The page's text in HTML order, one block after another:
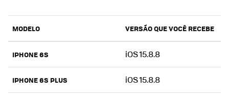
MODELO VERSÃO QUE VOCÊ RECEBE
IPHONE 6S iOS 15.8.8
IPHONE 6S PLUS iOS 15.8.8